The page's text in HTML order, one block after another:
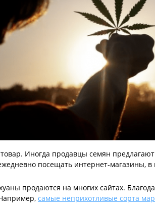
товар. Иногда продавцы семян
посещать интернет-магазины,
продаются на многих сайтах.
самые неприхотливые сорта